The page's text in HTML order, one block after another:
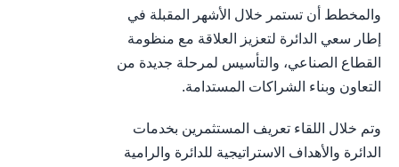
والمخطط أن تستمر خلال الأشهر المقبلة في
إطار سعي الدائرة لتعزيز العلاقة مع منظومة
القطاع الصناعي، والتأسيس لمرحلة جديدة من
التعاون وبناء الشراكات المستدامة.
وتم خلال اللقاء تعريف المستثمرين بخدمات
الدائرة والأهداف الاستراتيجية للدائرة والرامية